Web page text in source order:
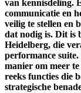
van kennisdeling.
communicatie en
veilig te stellen en
dat nodig is. Dit is
Heidelberg, die
performance
manier om meer
reeks functies die
strategische